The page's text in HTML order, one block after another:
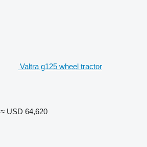
Valtra g125 wheel tractor
≈ USD 64,620